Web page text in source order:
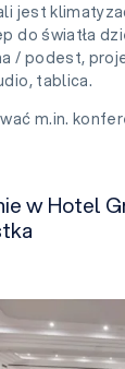
jest
do światła
/ podest,
tablica.
m.in.
w Hotel